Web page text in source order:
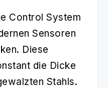
Control System
Sensoren
Diese
die Dicke
Stahls.